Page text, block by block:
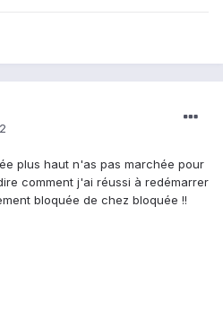
plus haut n'as pas marchée pour
comment j'ai réussi à redémarrer
bloquée de chez bloquée !!